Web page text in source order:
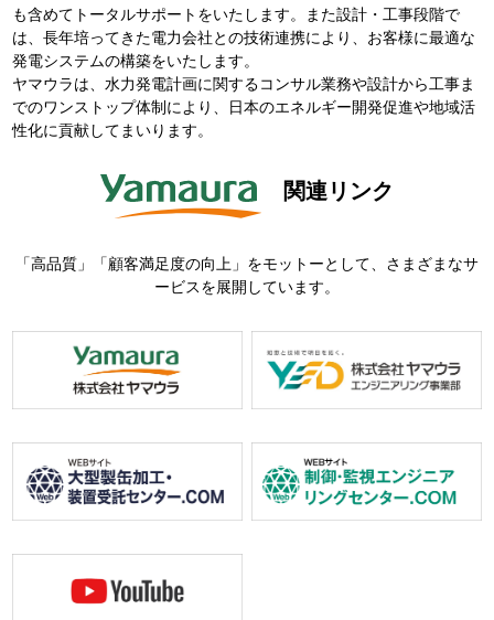
も含めてトータルサポートをいたします。また設計・工事段階で
は、長年培ってきた電力会社との技術連携により、お客様に最適な
発電システムの構築をいたします。
ヤマウラは、水力発電計画に関するコンサル業務や設計から工事ま
でのワンストップ体制により、日本のエネルギー開発促進や地域活
性化に貢献してまいります。
関連リンク
「高品質」「顧客満足度の向上」をモットーとして、さまざまなサ
ービスを展開しています。